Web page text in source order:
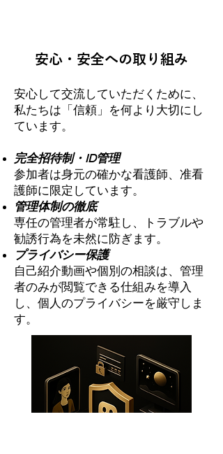
安心・安全への取り組み
安心して交流していただくために、
私たちは「信頼」を何より大切にし
ています。
完全招待制・ID管理
参加者は身元の確かな看護師、准看
護師に限定しています。
管理体制の徹底
専任の管理者が常駐し、トラブルや
勧誘行為を未然に防ぎます。
プライバシー保護
自己紹介動画や個別の相談は、管理
者のみが閲覧できる仕組みを導入
し、個人のプライバシーを厳守しま
す。